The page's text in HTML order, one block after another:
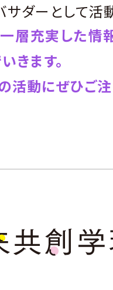
ダーとして活
層充実した情
きます。
活動にぜひご